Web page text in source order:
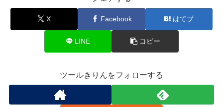
X Facebook はてブ
LINE コピー
ツールきりんをフォローする